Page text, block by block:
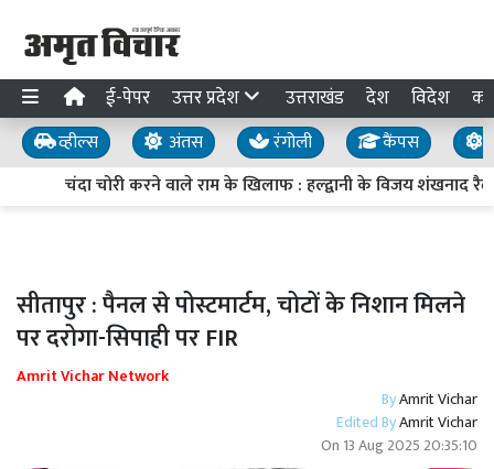
ई-पेपर उत्तर प्रदेश उत्तराखंड देश विदेश
व्हील्स अंतस रंगोली कैंपस
चंदा चोरी करने वाले राम के खिलाफ : हल्द्वानी के विजय शंखनाद
सीतापुर : पैनल से पोस्टमार्टम, चोटों के निशान मिलने
पर दरोगा-सिपाही पर FIR
Amrit Vichar Network
ByAmrit Vichar
Edited ByAmrit Vichar
On 13 Aug 2025 20:35:10